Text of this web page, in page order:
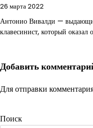
26 марта 2022
Антонио Вивалди —
клавесинист, который
Добавить
Для отправки
Поиск